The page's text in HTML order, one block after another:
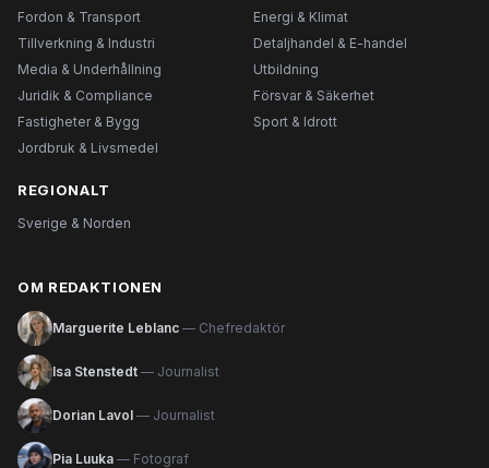
Fordon & Transport
Energi & Klimat
Tillverkning & Industri
Detaljhandel & E-handel
Media & Underhållning
Utbildning
Juridik & Compliance
Försvar & Säkerhet
Fastigheter & Bygg
Sport & Idrott
Jordbruk & Livsmedel
REGIONALT
Sverige & Norden
OM REDAKTIONEN
Marguerite Leblanc — Chefredaktör
Isa Stenstedt — Journalist
Dorian Lavol — Journalist
Pia Luuka — Fotograf